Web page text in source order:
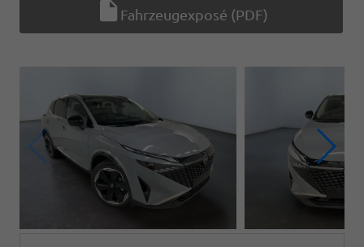
Fahrzeugexposé (PDF)